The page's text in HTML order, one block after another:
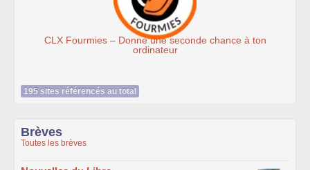
CLX Fourmies – Donne une seconde chance à ton
ordinateur
195 sites référencés au total
Brèves
Toutes les brèves